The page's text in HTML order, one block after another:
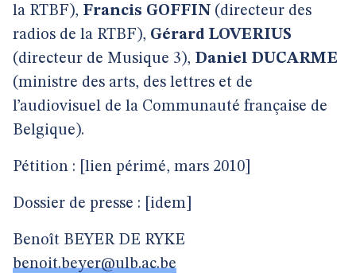
la RTBF), Francis GOFFIN (directeur des
radios de la RTBF), Gérard LOVERIUS
(directeur de Musique 3), Daniel DUCARME
(ministre des arts, des lettres et de
l’audiovisuel de la Communauté française de
Belgique).
Pétition : [lien périmé, mars 2010]
Dossier de presse : [idem]
Benoît BEYER DE RYKE
benoit.beyer@ulb.ac.be